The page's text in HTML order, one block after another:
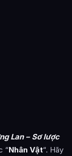
Lan – Sơ lược
“Nhân Vật“. Hãy